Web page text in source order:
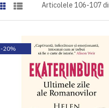
Articolele106-107
-20%